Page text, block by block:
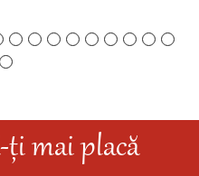
ți mai placă